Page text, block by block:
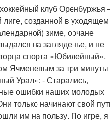
клуб Оренбуржья
созданной в уходящем
зиме, орчане
на загляденье, и не
спорта «Юбилейный».
Ячменевым за три минуты
Урал»: - Старались,
ошибки наших молодых
только начинают свой
им на пользу. По игре, я